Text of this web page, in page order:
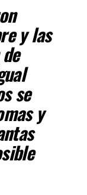
y las
se
y